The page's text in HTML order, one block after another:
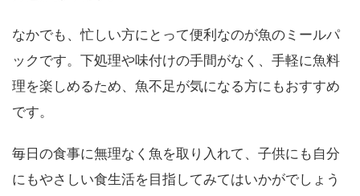
なかでも、忙しい方にとって便利なのが魚のミールパ
ックです。下処理や味付けの手間がなく、手軽に魚料
理を楽しめるため、魚不足が気になる方にもおすすめ
です。
毎日の食事に無理なく魚を取り入れて、子供にも自分
にもやさしい食生活を目指してみてはいかがでしょう